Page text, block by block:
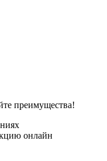
преимущества!
онлайн